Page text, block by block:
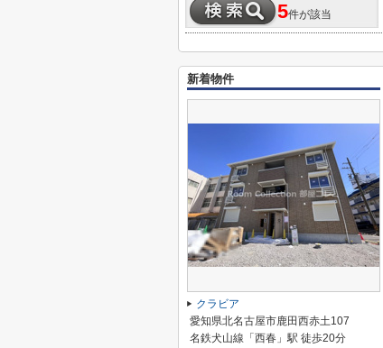
5件が該当
新着物件
クラビア
愛知県北名古屋市鹿田西赤土107
名鉄犬山線「西春」駅 徒歩20分